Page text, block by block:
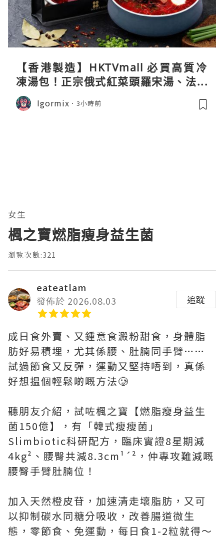
【香港製造】HKTVmall 必買高質冷
凍湯包！正宗俄式紅菜頭羅宋湯、法式
龍蝦濃湯與生酮膠原蛋白骨頭湯全攻略
Igormix 3小時前
女生
楓之寶燃脂瘦身益生菌
瀏覽次數:321
eateatlam
發佈於 2026.08.03
追蹤
成日食外賣、又鍾意食澱粉甜食，身體脂
肪好易積埋，尤其係腰、肚腩同手臂……
試過節食又反彈，運動又堅持唔到，真係
好想揾個輕鬆啲嘅方法🥲
聽朋友介紹，試咗楓之寶【燃脂瘦身益生
菌150億】，有「韓式瘦瘦菌」
Slimbiotic科研配方，臨床實證8星期減
4kg²、腰臀共減8.3cm¹´²，仲專攻難減嘅
腰臀手臂肚腩位！
加入天然橙皮苷，加速清走壞脂肪，又可
以抑制碳水同糖分吸收，改善腸道微生
態，零節食、免運動，每日食1-2粒就得～